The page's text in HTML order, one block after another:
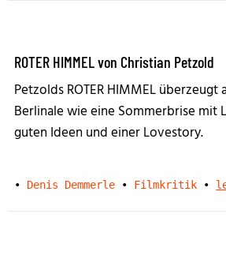
ROTER HIMMEL von Christian Petzold
Petzolds ROTER HIMMEL überzeugt
Berlinale wie eine Sommerbrise mit
guten Ideen und einer Lovestory.
• Denis Demmerle • Filmkritik •